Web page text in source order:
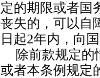
定的期限或者国
丧失的，可以自
日起2年内，向
除前款规定
或者本条例规定